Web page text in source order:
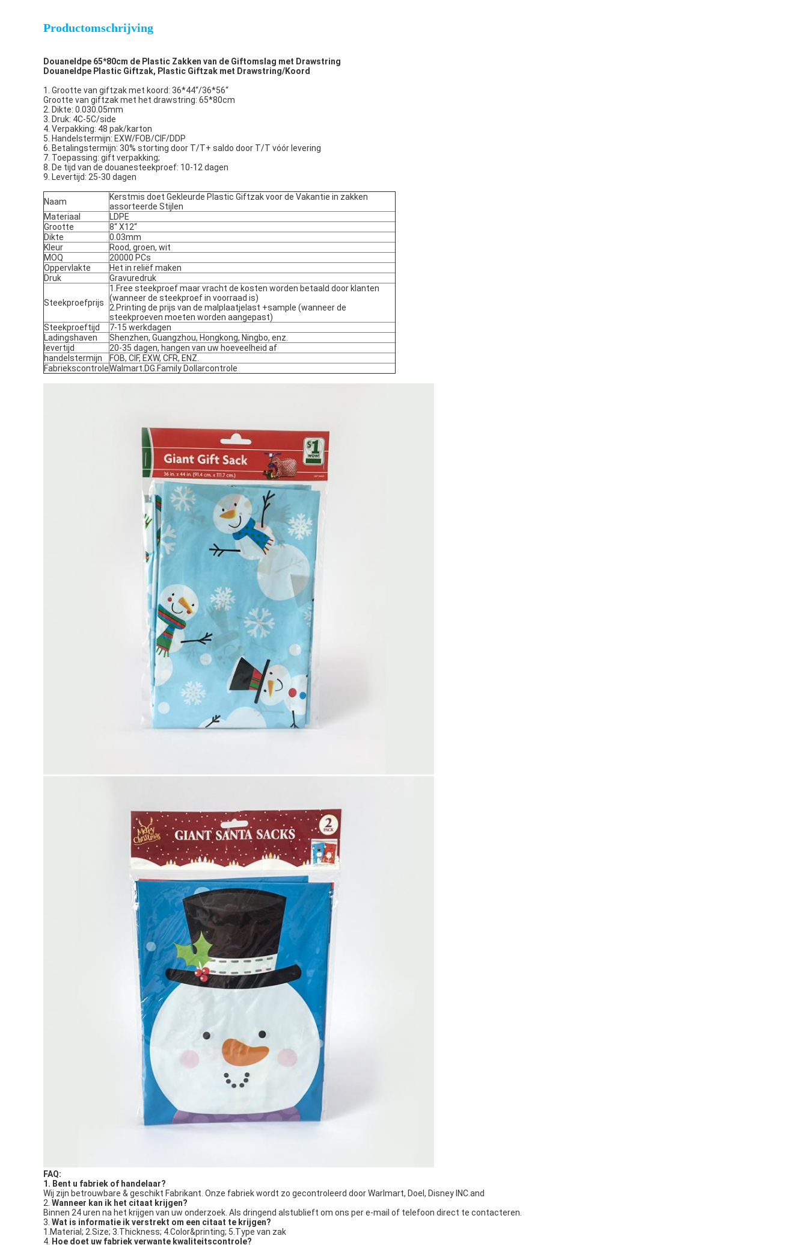
Productomschrijving
Douaneldpe 65*80cm de Plastic Zakken van de Giftomslag met Drawstring
Douaneldpe Plastic Giftzak, Plastic Giftzak met Drawstring/Koord
1. Grootte van giftzak met koord: 36*44“/36*56“
Grootte van giftzak met het drawstring: 65*80cm
2. Dikte: 0.030.05mm
3. Druk: 4C-5C/side
4. Verpakking: 48 pak/karton
5. Handelstermijn: EXW/FOB/CIF/DDP
6. Betalingstermijn: 30% storting door T/T+ saldo door T/T vóór levering
7. Toepassing: gift verpakking;
8. De tijd van de douanesteekproef: 10-12 dagen
9. Levertijd: 25-30 dagen
Naam
Kerstmis doet Gekleurde Plastic Giftzak voor de Vakantie in zakken
assorteerde Stijlen
Materiaal
LDPE
Grootte
8“ X12“
Dikte
0.03mm
Kleur
Rood, groen, wit
MOQ
20000 PCs
Oppervlakte
Het in reliëf maken
Druk
Gravuredruk
Steekproefprijs
1.Free steekproef maar vracht de kosten worden betaald door klanten
(wanneer de steekproef in voorraad is)
2.Printing de prijs van de malplaatjelast +sample (wanneer de
steekproeven moeten worden aangepast)
Steekproeftijd
7-15 werkdagen
Ladingshaven
Shenzhen, Guangzhou, Hongkong, Ningbo, enz.
levertijd
20-35 dagen, hangen van uw hoeveelheid af
handelstermijn
FOB, CIF, EXW, CFR, ENZ.
FabriekscontroleWalmart.DG.Family Dollarcontrole
FAQ:
1. Bent u fabriek of handelaar?
Wij zijn betrouwbare & geschikt Fabrikant. Onze fabriek wordt zo gecontroleerd door Warlmart, Doel, Disney INC.and
2. Wanneer kan ik het citaat krijgen?
Binnen 24 uren na het krijgen van uw onderzoek. Als dringend alstublieft om ons per e-mail of telefoon direct te contacteren.
3. Wat is informatie ik verstrekt om een citaat te krijgen?
1.Material; 2.Size; 3.Thickness; 4.Color&printing; 5.Type van zak
4. Hoe doet uw fabriek verwante kwaliteitscontrole?